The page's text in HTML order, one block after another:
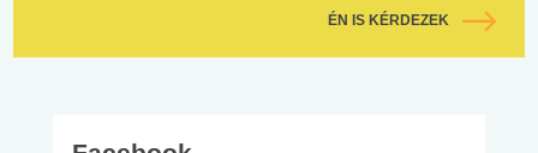
ÉN IS KÉRDEZEK